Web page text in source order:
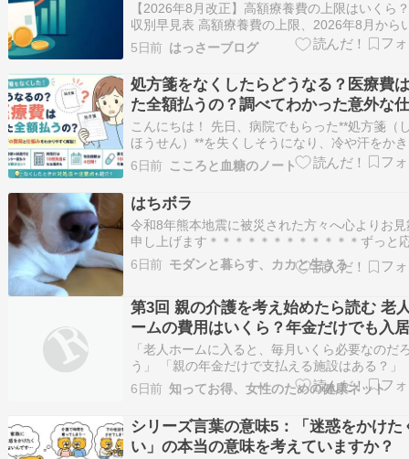
【2026年8月改正】高額療養費の上限はいくら
収別早見表 高額療養費の上限、2026年8月から
ら変わった？ 「思ったより医療費がかかった
家族の入院や自分の通院で、そんな驚きを経験
ことはありませんか。医療費が一定額を超えた
払い戻す「高額療養費制度」の内容が、…
5日前 はっさーブログ
処方箋をなくしたらどうなる？医療費
た全額払うの？調べてわかった意外な
み
こんにちは！ 先日、病院でもらった**処方箋（
ほうせん）**を失くしそうになり、冷や汗をか
た。 「もし本当に失くしてしまったら、診察代
査代まで、もう一度10割負担（全額自己負担）
い直さなければならないの？」 そんな不安にな
調べてみると、意外な事実がわかりま…
6日前 こころと血糖のノート
はちボラ
令和8年熊本地震に被災された方々へ心よりお見
申し上げます＊＊＊＊＊＊＊＊＊＊＊＊ずっと
している熊本の八代保健所ボランティア「はち
ラ」さん。地震発生当日から緊急動画を発信さ
は言え、自宅等の屋内は「ひちゃがちゃ」。地
よ…
6日前 モダンと暮らす、カカと生きる
第3回 親の介護を考え始めたら読む 老
ームの費用はいくら？年金だけでも入
きる？
「老人ホームに入ると、毎月いくら必要なのだ
う」 「親の年金だけで支払える施設はある？」
額費用以外に、追加料金がかかるのではないか
人ホームを検討するとき、多くのご家族が最初
安を感じるのが費用です。 施設の案内を見ると
居一時金0円 月額利用料15万円 介護保…
6日前 知ってお得、女性のための健康ネット
シリーズ言葉の意味5：「迷惑をかけた
い」の本当の意味を考えていますか？